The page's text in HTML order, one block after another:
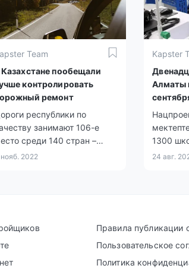
Team
Казахстане пообещали
контролировать
ремонт
республики по
занимают 106-е
среди 140 стран –
2022
Kapster
Алматы
1300
дефицит
24 авг.
Правила публикации
Пользовательское
Политика